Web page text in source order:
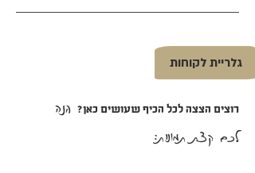
גלריית לקוחות
רוצים הצצה לכל הכיף שעושים כאן? הנה
לכם קצת תמונות: